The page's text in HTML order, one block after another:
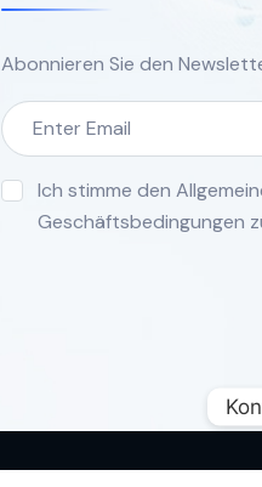
Abonnieren Sie den
Ich stimme den
Geschäftsbedingungen